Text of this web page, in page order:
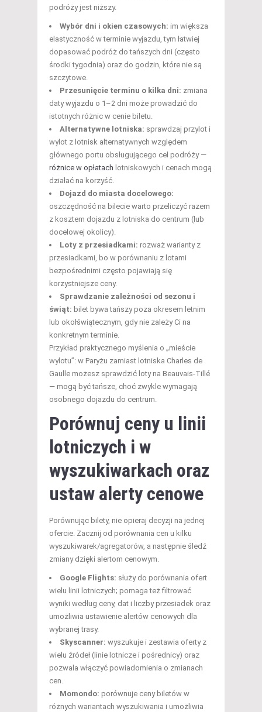
podróży jest niższy.
Wybór dni i okien czasowych: im większa
elastyczność w terminie wyjazdu, tym łatwiej
dopasować podróż do tańszych dni (często
środki tygodnia) oraz do godzin, które nie są
szczytowe.
Przesunięcie terminu o kilka dni: zmiana
daty wyjazdu o 1–2 dni może prowadzić do
istotnych różnic w cenie biletu.
Alternatywne lotniska: sprawdzaj przylot i
wylot z lotnisk alternatywnych względem
głównego portu obsługującego cel podróży —
różnice w opłatach lotniskowych i cenach mogą
działać na korzyść.
Dojazd do miasta docelowego:
oszczędność na bilecie warto przeliczyć razem
z kosztem dojazdu z lotniska do centrum (lub
docelowej okolicy).
Loty z przesiadkami: rozważ warianty z
przesiadkami, bo w porównaniu z lotami
bezpośrednimi często pojawiają się
korzystniejsze ceny.
Sprawdzanie zależności od sezonu i
świąt: bilet bywa tańszy poza okresem letnim
lub okołświątecznym, gdy nie zależy Ci na
konkretnym terminie.
Przykład praktycznego myślenia o „mieście
wylotu”: w Paryżu zamiast lotniska Charles de
Gaulle możesz sprawdzić loty na Beauvais-Tillé
— mogą być tańsze, choć zwykle wymagają
osobnego dojazdu do centrum.
Porównuj ceny u linii
lotniczych i w
wyszukiwarkach oraz
ustaw alerty cenowe
Porównując bilety, nie opieraj decyzji na jednej
ofercie. Zacznij od porównania cen u kilku
wyszukiwarek/agregatorów, a następnie śledź
zmiany dzięki alertom cenowym.
Google Flights: służy do porównania ofert
wielu linii lotniczych; pomaga też filtrować
wyniki według ceny, dat i liczby przesiadek oraz
umożliwia ustawienie alertów cenowych dla
wybranej trasy.
Skyscanner: wyszukuje i zestawia oferty z
wielu źródeł (linie lotnicze i pośrednicy) oraz
pozwala włączyć powiadomienia o zmianach
cen.
Momondo: porównuje ceny biletów w
różnych wariantach wyszukiwania i umożliwia